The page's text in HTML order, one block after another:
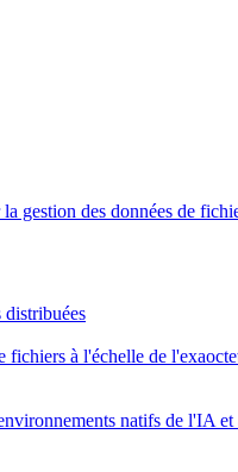
gestion des données de
distribuées
fichiers à l'échelle de
natifs de l'IA